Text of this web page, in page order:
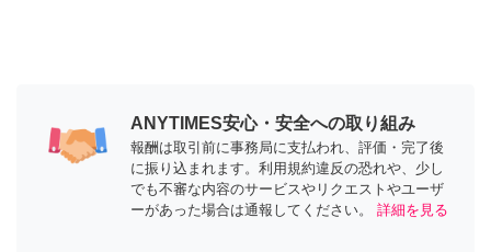
ANYTIMES安心・安全への取り組み
報酬は取引前に事務局に支払われ、評価・完了後
に振り込まれます。利用規約違反の恐れや、少し
でも不審な内容のサービスやリクエストやユーザ
ーがあった場合は通報してください。
詳細を見る